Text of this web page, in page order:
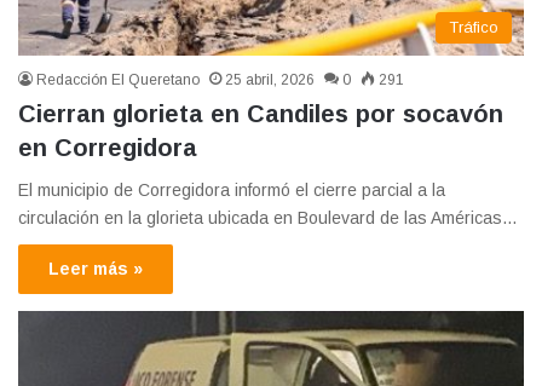
Tráfico
Redacción El Queretano 25 abril, 2026 0 291
Cierran glorieta en Candiles por socavón
en Corregidora
El municipio de Corregidora informó el cierre parcial a la
circulación en la glorieta ubicada en Boulevard de las Américas…
Leer más »